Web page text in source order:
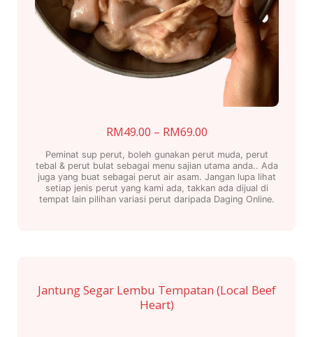
RM49.00 – RM69.00Price
range:
RM49.00
through
RM69.00
Peminat sup perut, boleh gunakan perut muda, perut
tebal & perut bulat sebagai menu sajian utama anda.. Ada
juga yang buat sebagai perut air asam. Jangan lupa lihat
setiap jenis perut yang kami ada, takkan ada dijual di
tempat lain pilihan variasi perut daripada Daging Online.
multiple
variants.
The
Jantung Segar Lembu Tempatan (Local Beef
Heart)